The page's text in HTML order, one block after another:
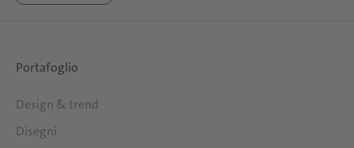
Portafoglio
Design & trend
Disegni